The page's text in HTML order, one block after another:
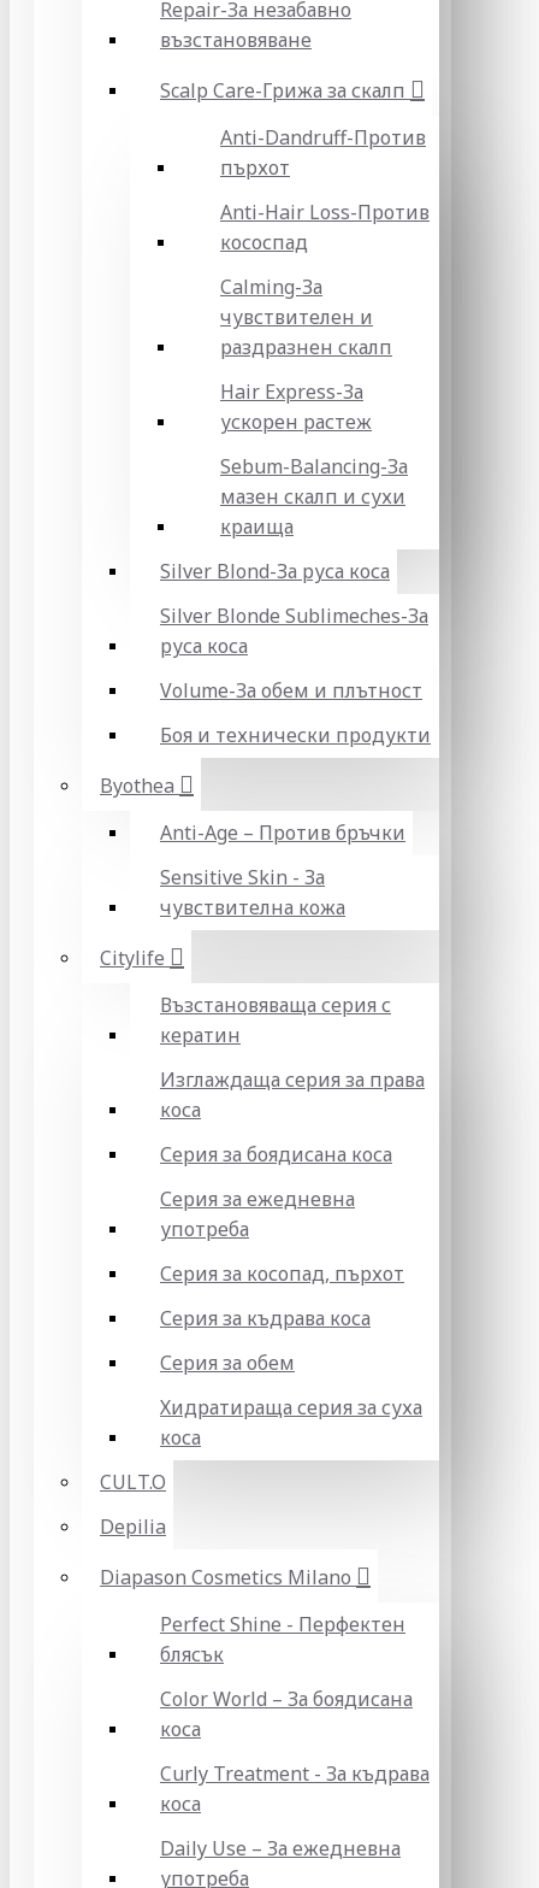
Repair-За незабавно
възстановяване
Scalp Care-Грижа за скалп
Anti-Dandruff-Против
пърхот
Anti-Hair Loss-Против
кососпад
Calming-За
чувствителен и
раздразнен скалп
Hair Express-За
ускорен растеж
Sebum-Balancing-За
мазен скалп и сухи
краища
Silver Blond-За руса коса
Silver Blonde Sublіmeches-За
руса коса
Volume-За обем и плътност
Боя и технически продукти
Byothea
Anti-Age – Против бръчки
Sensitive Skin - За
чувствителна кожа
Citylife
Възстановяваща серия с
кератин
Изглаждаща серия за права
коса
Серия за боядисана коса
Серия за ежедневна
употреба
Серия за косопад, пърхот
Серия за къдрава коса
Серия за обем
Хидратираща серия за суха
коса
CULT.O
Depilia
Diapason Cosmetics Milano
Perfect Shine - Перфектен
блясък
Color World – За боядисана
коса
Curly Treatment - За къдрава
коса
Daily Use – За ежедневна
употреба